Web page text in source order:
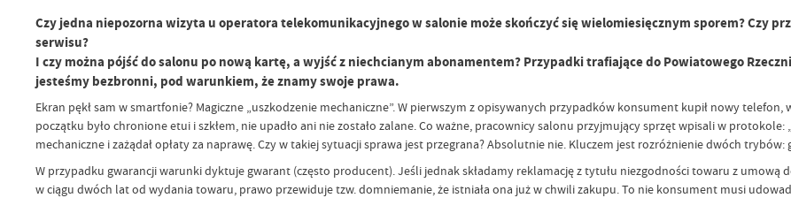
Czy jedna niepozorna wizyta u operatora telekomunikacyjnego w salonie może skończyć się wielomiesięcznym sporem? Czy
serwisu?
I czy można pójść do salonu po nową kartę, a wyjść z niechcianym abonamentem? Przypadki trafiające do Powiatowego
jesteśmy bezbronni, pod warunkiem, że znamy swoje prawa.
Ekran pękł sam w smartfonie? Magiczne „uszkodzenie mechaniczne”. W pierwszym z opisywanych przypadków konsument kupił nowy
początku było chronione etui i szkłem, nie upadło ani nie zostało zalane. Co ważne, pracownicy salonu przyjmujący sprzęt wpisali w
mechaniczne i zażądał opłaty za naprawę. Czy w takiej sytuacji sprawa jest przegrana? Absolutnie nie. Kluczem jest rozróżnienie dwóch
W przypadku gwarancji warunki dyktuje gwarant (często producent). Jeśli jednak składamy reklamację z tytułu niezgodności towaru z umową
w ciągu dwóch lat od wydania towaru, prawo przewiduje tzw. domniemanie, że istniała ona już w chwili zakupu. To nie konsument musi